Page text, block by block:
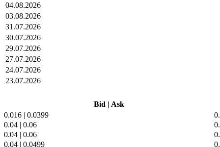
04.08.2026
03.08.2026
31.07.2026
30.07.2026
29.07.2026
27.07.2026
24.07.2026
23.07.2026
Bid | Ask
0.016 | 0.0399
0.04 | 0.06
0.04 | 0.06
0.04 | 0.0499